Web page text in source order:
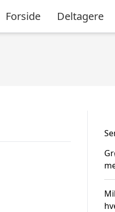
Forside Deltagere